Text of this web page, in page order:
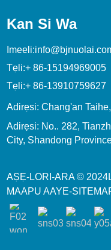
Kan Si Wa
Imeeli:
Tẹli:+ 86-15194969005
Tẹli:+ 86-13910759627
Adirẹsi: Chang'an
Adirẹsi: No.. 282,
City, Shandong
AṢẸ-LORI-ARA © 2024
MAAPU AAYE-